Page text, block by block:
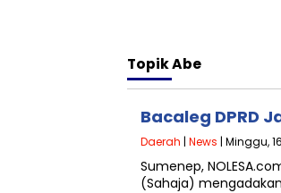
TopikAbe
Bacaleg DPRD
Daerah | News | Minggu,
Sumenep,
(Sahaja)